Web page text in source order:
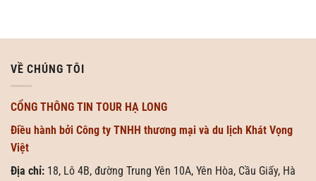
VỀ CHÚNG TÔI
CỔNG THÔNG TIN TOUR HẠ LONG
Điều hành bởi Công ty TNHH thương mại và du lịch Khát Vọng
Việt
Địa chỉ: 18, Lô 4B, đường Trung Yên 10A, Yên Hòa, Cầu Giấy, Hà